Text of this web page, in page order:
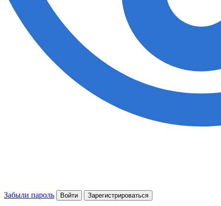
Забыли пароль Войти Зарегистрироваться